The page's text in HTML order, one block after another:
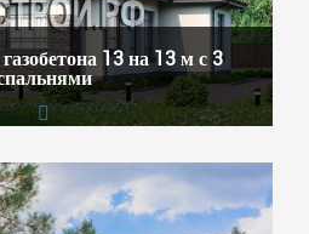
13 на 13 м с 3